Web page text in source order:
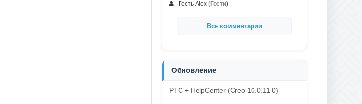
Гость Alex (Гости)
Все комментарии
Обновление
PTC + HelpCenter (Creo 10.0.11.0)